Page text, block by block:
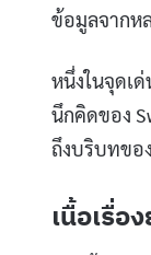
ข้อมูลจากห
หนึ่งในจุดเ
นึกคิดของ
ถึงบริบทขอ
เนื้อเรื่